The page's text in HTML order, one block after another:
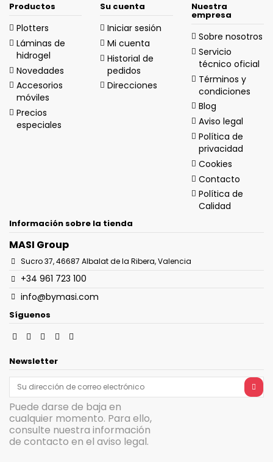
Productos
Plotters
Láminas de
hidrogel
Novedades
Accesorios
móviles
Precios
especiales
Su cuenta
Iniciar sesión
Mi cuenta
Historial de
pedidos
Direcciones
Nuestra
empresa
Sobre nosotros
Servicio
técnico oficial
Términos y
condiciones
Blog
Aviso legal
Política de
privacidad
Cookies
Contacto
Política de
Calidad
Información sobre la tienda
MASI Group
Sucro 37, 46687 Albalat de la Ribera, Valencia
+34 961 723 100
info@bymasi.com
Síguenos
Newsletter
Puede darse de baja en
cualquier momento. Para ello,
consulte nuestra información
de contacto en el aviso legal.